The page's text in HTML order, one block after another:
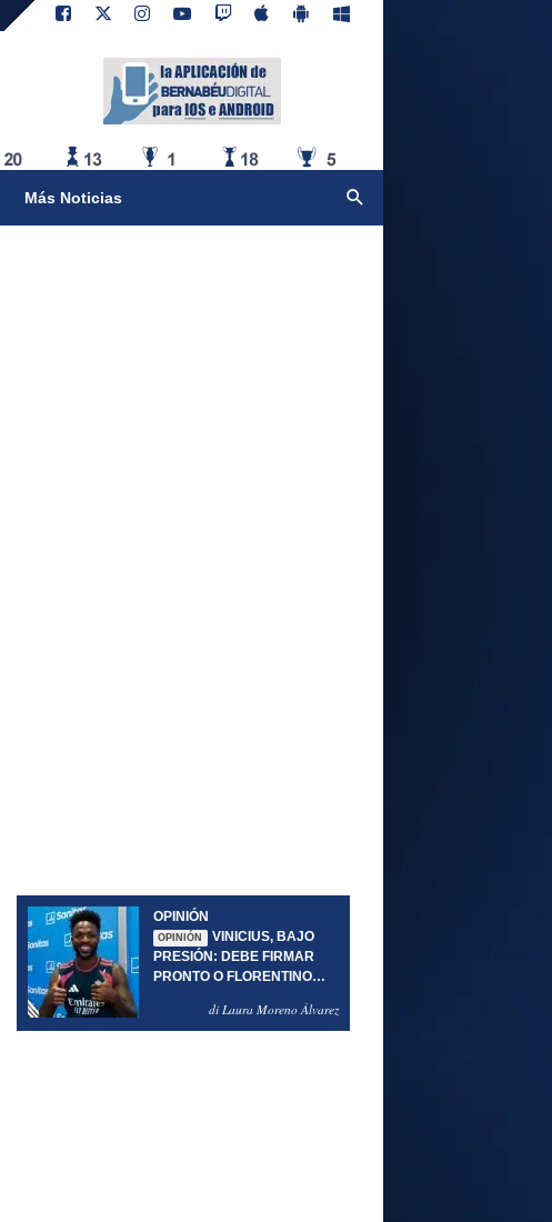
Más Noticias
OPINIÓN
OPINIÓN
VINICIUS, BAJO
PRESIÓN: DEBE FIRMAR
PRONTO O FLORENTINO
di Laura Moreno Álvarez